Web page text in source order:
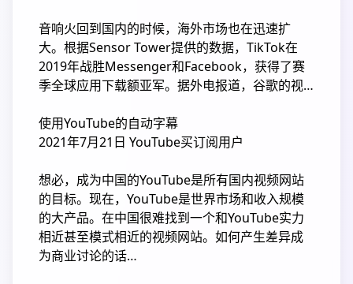
音响火回到国内的时候，海外市场也在迅速扩
大。根据Sensor Tower提供的数据，TikTok在
2019年战胜Messenger和Facebook，获得了赛
季全球应用下载额亚军。据外电报道，谷歌的视…
使用YouTube的自动字幕
2021年7月21日 YouTube买订阅用户
想必，成为中国的YouTube是所有国内视频网站
的目标。现在，YouTube是世界市场和收入规模
的大产品。在中国很难找到一个和YouTube实力
相近甚至模式相近的视频网站。如何产生差异成
为商业讨论的话…